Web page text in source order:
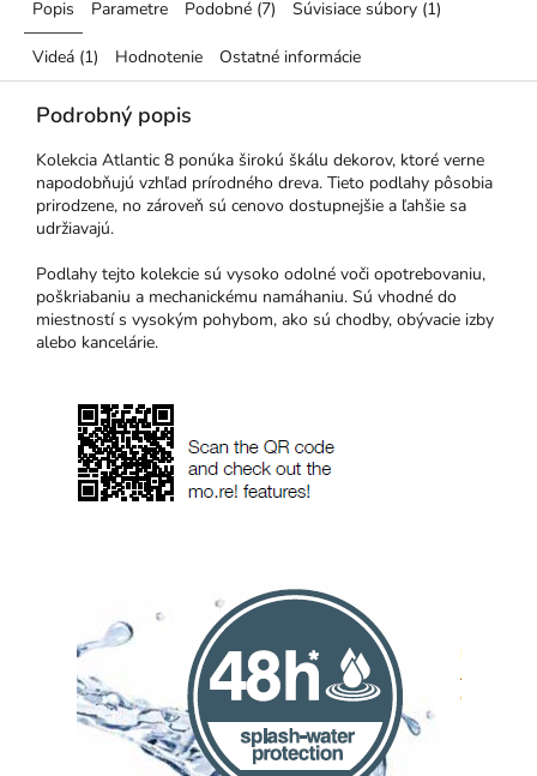
Popis Parametre Podobné (7) Súvisiace súbory (1)
Videá (1) Hodnotenie Ostatné informácie
Podrobný popis
Kolekcia Atlantic 8 ponúka širokú škálu dekorov, ktoré verne
napodobňujú vzhľad prírodného dreva. Tieto podlahy pôsobia
prirodzene, no zároveň sú cenovo dostupnejšie a ľahšie sa
udržiavajú.
Podlahy tejto kolekcie sú vysoko odolné voči opotrebovaniu,
poškriabaniu a mechanickému namáhaniu. Sú vhodné do
miestností s vysokým pohybom, ako sú chodby, obývacie izby
alebo kancelárie.